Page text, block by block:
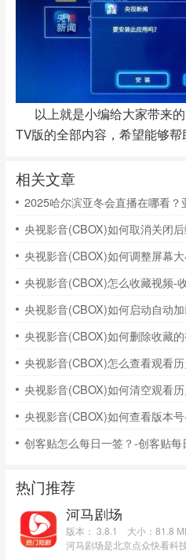
以上就是小编给大家带来
TV版的全部内容，希望能够帮
相关文章
2025哈尔滨亚冬会直播在哪看？
央视影音(CBOX)如何调整屏幕
央视影音(CBOX)怎么收藏视频-
央视影音(CBOX)如何删除收藏
央视影音(CBOX)怎么查看观看
创客贴怎么每日一签？-创客贴每
热门推荐
河马剧场
版本： 3.8.1
大小：81.8